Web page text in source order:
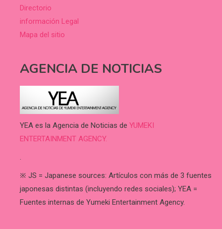
Directorio
información Legal
Mapa del sitio
AGENCIA DE NOTICIAS
YEA es la Agencia de Noticias de YUMEKI
ENTERTAINMENT AGENCY.
.
※ JS = Japanese sources: Artículos con más de 3 fuentes
japonesas distintas (incluyendo redes sociales); YEA =
Fuentes internas de Yumeki Entertainment Agency.